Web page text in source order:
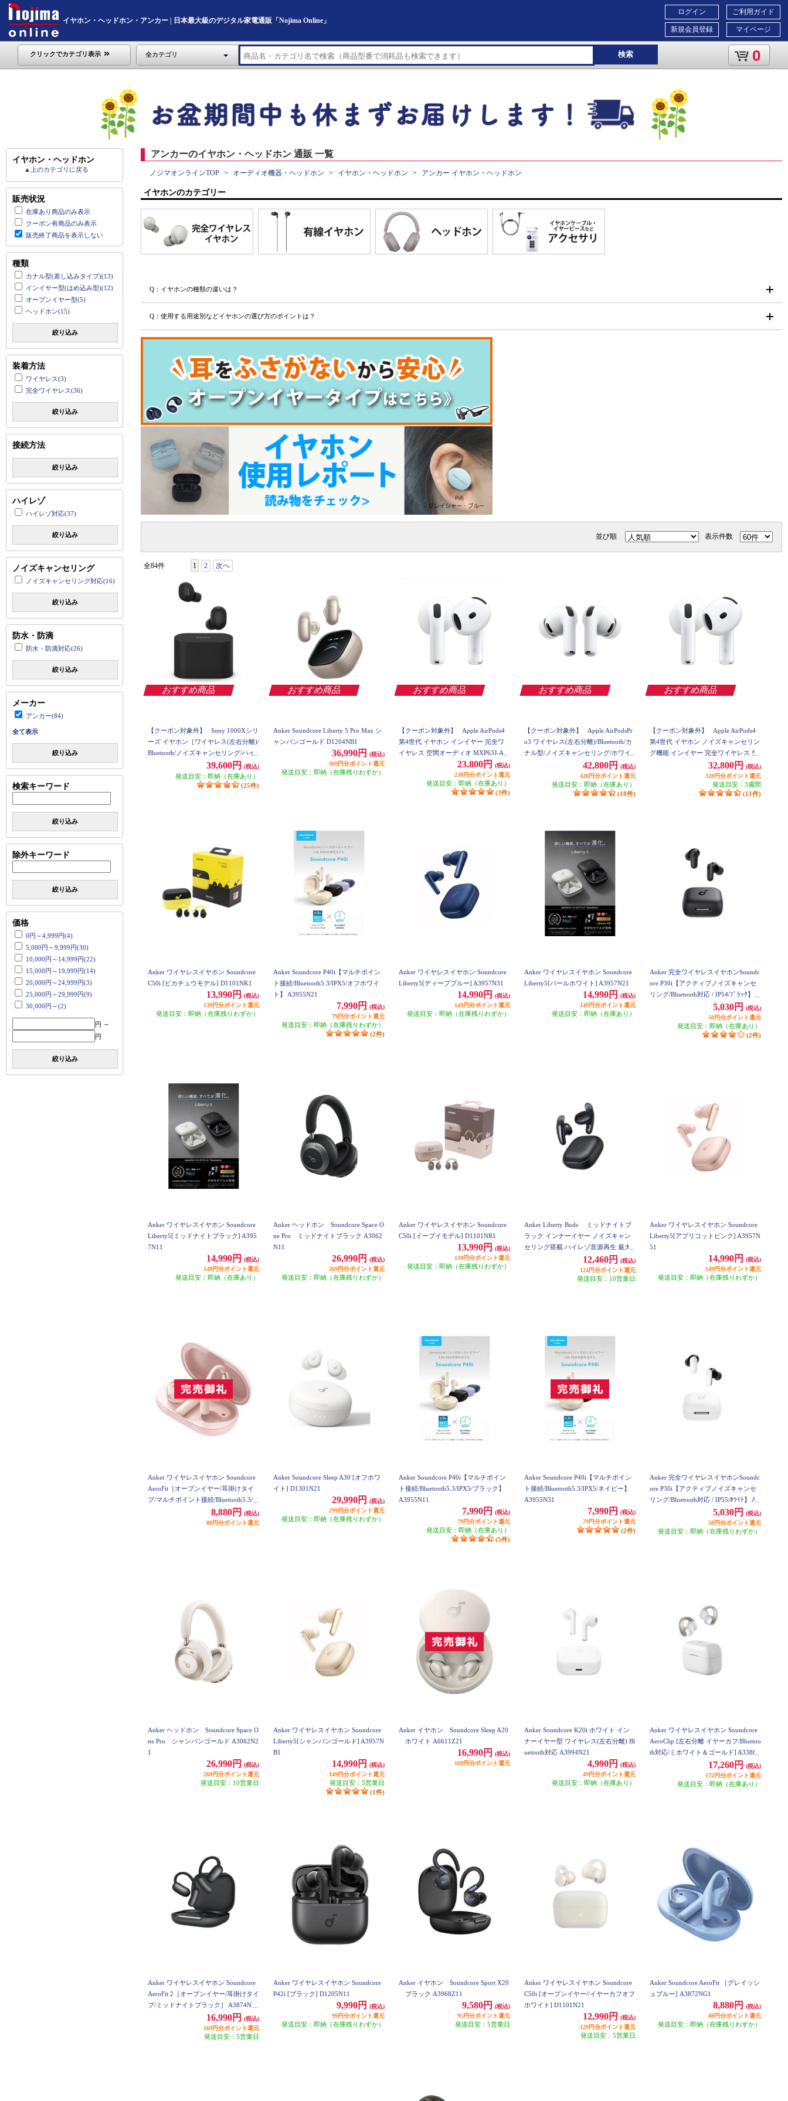
イヤホン・ヘッドホン・アンカー | 日本最大級のデジタル家電通販「Nojima Online」
ご利用ガイド
マイページ
ログイン
新規会員登録
クリックでカテゴリ表示 全カテゴリ 検索 0
イヤホン・ヘッドホン
▲上のカテゴリに戻る
販売状況
在庫あり商品のみ表示
クーポン有商品のみ表示
販売終了商品を表示しない
種類
カナル型(差し込みタイプ)(13)
インイヤー型(はめ込み型)(12)
オープンイヤー型(5)
ヘッドホン(15)
絞り込み
装着方法
ワイヤレス(3)
完全ワイヤレス(36)
絞り込み
接続方法
絞り込み
ハイレゾ
ハイレゾ対応(37)
絞り込み
ノイズキャンセリング
ノイズキャンセリング対応(16)
絞り込み
防水・防滴
防水・防滴対応(26)
絞り込み
メーカー
アンカー(84)
全て表示
絞り込み
検索キーワード
絞り込み
除外キーワード
絞り込み
価格
0円～4,999円(4)
5,000円～9,999円(30)
10,000円～14,999円(22)
15,000円～19,999円(14)
20,000円～24,999円(3)
25,000円～29,999円(9)
30,000円～(2)
円 ～
円
絞り込み
アンカーのイヤホン・ヘッドホン 通販 一覧
ノジマオンラインTOP オーディオ機器・ヘッドホン イヤホン・ヘッドホン アンカー イヤホン・ヘッドホン
イヤホンのカテゴリー
Q：イヤホンの種類の違いは？
Q：使用する用途別などイヤホンの選び方のポイントは？
並び順 表示件数
全84件 1 2 次へ
おすすめ商品
【クーポン対象外】
Sony 1000Xシリ
ーズ イヤホン［ワイヤレス(左右分離)/
Bluetooth/ノイズキャンセリング/ハイ
レゾ対応/マイク対応/ブラック] WF-10
00XM6-BZ
39,600円 (税込)
発送目安：即納（在庫あり）
(25件)
おすすめ商品
Anker Soundcore Liberty 5 Pro Max シ
ャンパンゴールド D1204NB1
36,990円
(税込)
369円分ポイント還元
発送目安：即納（在庫残りわずか）
おすすめ商品
【クーポン対象外】
Apple AirPods4
第4世代 イヤホン インイヤー 完全ワ
イヤレス 空間オーディオ MXP63J-A
23,800円
(税込)
238円分ポイント還元
発送目安：即納（在庫あり）
(3件)
おすすめ商品
【クーポン対象外】
Apple AirPodsPr
o3 ワイヤレス(左右分離)/Bluetooth/カ
ナル型/ノイズキャンセリング/ホワイ
42,800円
(税込)
428円分ポイント還元
発送目安：即納（在庫あり）
(18件)
おすすめ商品
【クーポン対象外】
Apple AirPods4
第4世代 イヤホン ノイズキャンセリン
グ機能 インイヤー 完全ワイヤレス 空
間オーディオ MXP93J-A32,800円
(税込)
328円分ポイント還元
発送目安：3週間
(11件)
Anker ワイヤレスイヤホン Soundcore
C50i [ピカチュウモデル] D1101NK1
13,990円
(税込)
139円分ポイント還元
発送目安：即納（在庫残りわずか）
Anker Soundcore P40i【マルチポイン
ト接続/Bluetooth5.3/IPX5/オフホワイ
ト】 A3955N21
7,990円
(税込)
79円分ポイント還元
発送目安：即納（在庫残りわずか）
(2件)
Anker ワイヤレスイヤホン Soundcore
Liberty5[ディープブルー] A3957N31
14,990円
(税込)
149円分ポイント還元
発送目安：即納（在庫残りわずか）
Anker ワイヤレスイヤホン Soundcore
Liberty5[パールホワイト] A3957N21
14,990円
(税込)
149円分ポイント還元
発送目安：即納（在庫あり）
Anker 完全ワイヤレスイヤホンSoundc
ore P30i【アクティブノイズキャンセ
リング/Bluetooth対応 / IP54/ﾌﾞﾗｯｸ】 A
5,030円
(税込)
50円分ポイント還元
発送目安：即納（在庫あり）
(2件)
Anker ワイヤレスイヤホン Soundcore
Liberty5[ミッドナイトブラック] A395
7N11
14,990円
(税込)
149円分ポイント還元
発送目安：即納（在庫あり）
Anker ヘッドホン Soundcore Space O
ne Pro ミッドナイトブラック A3062
N11
26,990円
(税込)
269円分ポイント還元
発送目安：即納（在庫残りわずか）
Anker ワイヤレスイヤホン Soundcore
C50i [イーブイモデル] D1101NR1
13,990円
(税込)
139円分ポイント還元
発送目安：即納（在庫残りわずか）
Anker Liberty Buds ミッドナイトブ
ラック インナーイヤー ノイズキャン
セリング搭載 ハイレゾ音源再生 最大3
0時間の長時間再生 D1200N11
12,460円
(税込)
124円分ポイント還元
発送目安：10営業日
Anker ワイヤレスイヤホン Soundcore
Liberty5[アプリコットピンク] A3957N
51
14,990円
(税込)
149円分ポイント還元
発送目安：即納（在庫残りわずか）
Anker ワイヤレスイヤホン Soundcore
AeroFit［オープンイヤー/耳掛けタイ
プ/マルチポイント接続/Bluetooth5.3/IP
X7/ピンク] A3872N518,880円
(税込)
88円分ポイント還元
Anker Soundcore Sleep A30 [オフホワ
イト] D1301N21
29,990円
(税込)
299円分ポイント還元
発送目安：即納（在庫残りわずか）
Anker Soundcore P40i【マルチポイン
ト接続/Bluetooth5.3/IPX5/ブラック】
A3955N11
7,990円
(税込)
79円分ポイント還元
発送目安：即納（在庫あり）
(5件)
Anker Soundcore P40i【マルチポイン
ト接続/Bluetooth5.3/IPX5/ネイビー】
A3955N31
7,990円
(税込)
79円分ポイント還元
(2件)
Anker 完全ワイヤレスイヤホンSoundc
ore P30i【アクティブノイズキャンセ
リング/Bluetooth対応 / IP55/ﾎﾜｲﾄ】 A3
5,030円
(税込)
50円分ポイント還元
発送目安：即納（在庫残りわずか）
Anker ヘッドホン Soundcore Space O
ne Pro シャンパンゴールド A3062N2
1
26,990円
(税込)
269円分ポイント還元
発送目安：10営業日
Anker ワイヤレスイヤホン Soundcore
Liberty5[シャンパンゴールド] A3957N
B1
14,990円
(税込)
149円分ポイント還元
発送目安：5営業日
(1件)
Anker イヤホン Soundcore Sleep A20
ホワイト A6611Z21
16,990円
(税込)
169円分ポイント還元
Anker Soundcore K20i ホワイト イン
ナーイヤー型 ワイヤレス(左右分離) Bl
uetooth対応 A3994N21
4,990円
(税込)
49円分ポイント還元
発送目安：即納（在庫あり）
Anker ワイヤレスイヤホン Soundcore
AeroClip [左右分離 イヤーカフ/Bluetoo
th対応/ミホワイト＆ゴールド] A3388N
17,260円
(税込)
172円分ポイント還元
発送目安：即納（在庫あり）
Anker ワイヤレスイヤホン Soundcore
AeroFit 2［オープンイヤー/耳掛けタイ
プ/ミッドナイトブラック］ A3874N11
16,990円
(税込)
169円分ポイント還元
発送目安：5営業日
Anker ワイヤレスイヤホン Soundcore
P42i [ブラック] D1205N11
9,990円
(税込)
99円分ポイント還元
発送目安：即納（在庫残りわずか）
Anker イヤホン Soundcore Sport X20
ブラック A3968Z11
9,580円
(税込)
95円分ポイント還元
発送目安：5営業日
Anker ワイヤレスイヤホン Soundcore
C50i [オープンイヤー//イヤーカフオフ
ホワイト] D1101N21
12,990円
(税込)
129円分ポイント還元
発送目安：5営業日
Anker Soundcore AeroFit ［グレイッシ
ュブルー] A3872NG1
8,880円
(税込)
88円分ポイント還元
発送目安：即納（在庫残りわずか）